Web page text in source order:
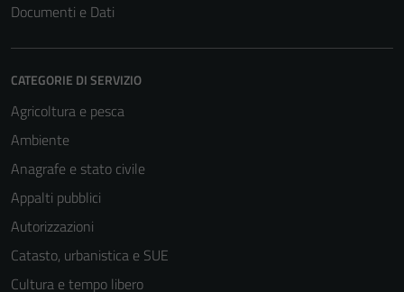
Documenti e Dati
CATEGORIE DI SERVIZIO
Agricoltura e pesca
Ambiente
Anagrafe e stato civile
Appalti pubblici
Autorizzazioni
Catasto, urbanistica e SUE
Cultura e tempo libero